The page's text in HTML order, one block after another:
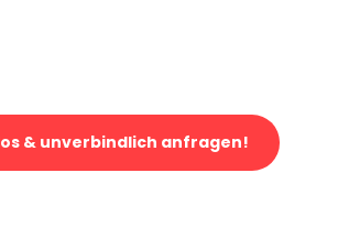
& unverbindlich anfragen!